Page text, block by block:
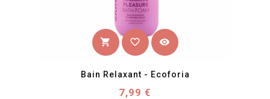
shopping_cart favorite_border visibility
Bain Relaxant - Ecoforia
Prix
7,99 €